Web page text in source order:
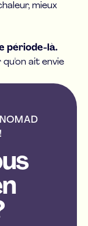
mieux
période-là.
ait envie